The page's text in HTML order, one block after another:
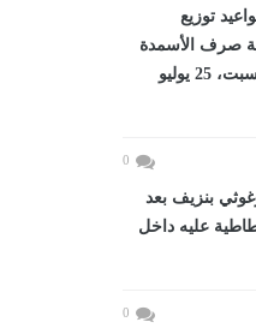
توزيع
صرف الأسمدة
خلال الأسبوع الجارياليوم السبت، 25 يوليو
0
بنزيف بعد
عليه داخل
0